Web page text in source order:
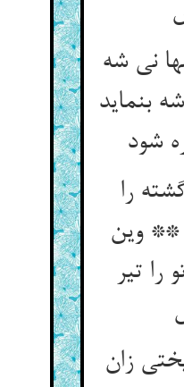
نی شه
بنماید
را
** وین
را تیر
زان